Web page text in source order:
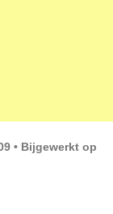
• Bijgewerkt op